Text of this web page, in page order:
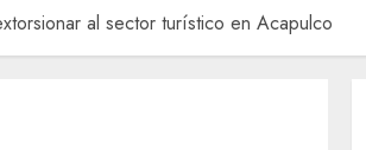
al sector turístico en Acapulco